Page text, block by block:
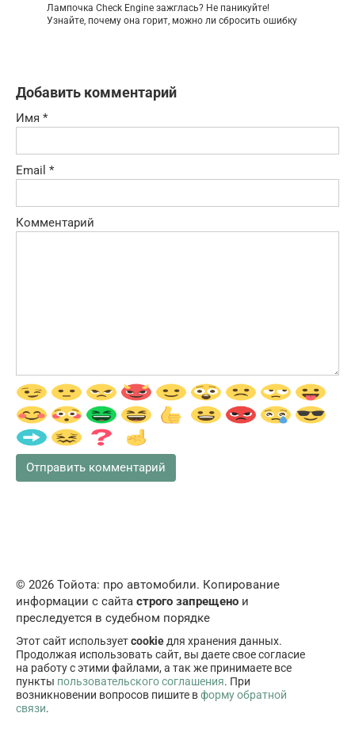
Лампочка Check Engine зажглась? Не паникуйте!
Узнайте, почему она горит, можно ли сбросить ошибку
Добавить комментарий
Имя *
Email *
Комментарий
© 2026 Тойота: про автомобили. Копирование
информации с сайта строго запрещено и
преследуется в судебном порядке
Этот сайт используетcookieдля хранения данных.
Продолжая использовать сайт, вы даете свое согласие
на работу с этими файлами, а так же принимаете все
пункты пользовательского соглашения. При
возникновении вопросов пишите вформу обратной
связи.